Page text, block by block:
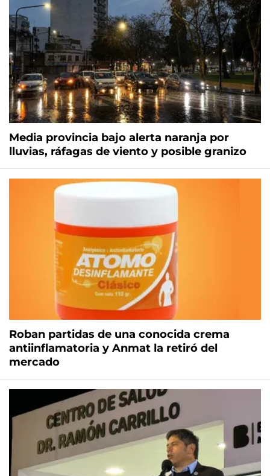
Media provincia bajo alerta naranja por
lluvias, ráfagas de viento y posible granizo
Roban partidas de una conocida crema
antiinflamatoria y Anmat la retiró del
mercado